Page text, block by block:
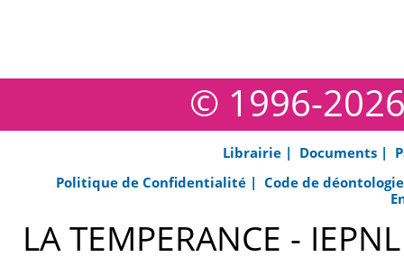
© 1996-2026
Librairie | Documents |
Politique de Confidentialité | Code de
LA TEMPERANCE -